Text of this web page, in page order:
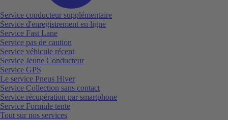
Service conducteur supplémentaire
Service d'enregistrement en ligne
Service Fast Lane
Service pas de caution
Service véhicule récent
Service Jeune Conducteur
Service GPS
Le service Pneus Hiver
Service Collection sans contact
Service récupération par smartphone
Service Formule tente
Tout sur nos services